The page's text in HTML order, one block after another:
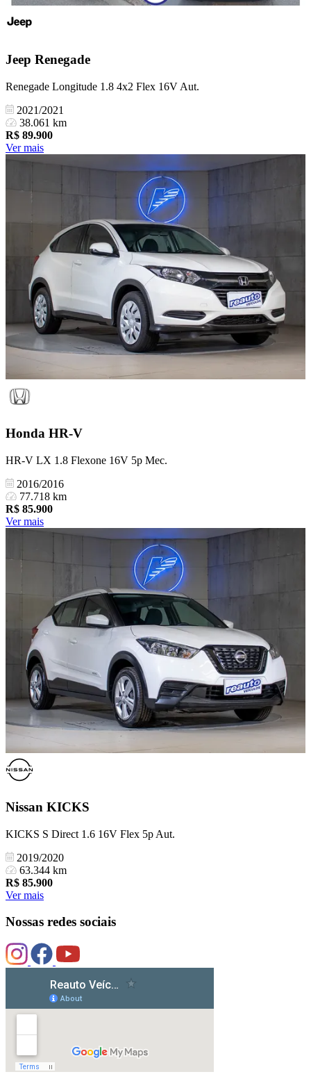
Jeep Renegade
Renegade Longitude 1.8 4x2 Flex 16V Aut.
2021/2021
38.061 km
R$ 89.900
Ver mais
Honda HR-V
HR-V LX 1.8 Flexone 16V 5p Mec.
2016/2016
77.718 km
R$ 85.900
Ver mais
Nissan KICKS
KICKS S Direct 1.6 16V Flex 5p Aut.
2019/2020
63.344 km
R$ 85.900
Ver mais
Nossas redes sociais